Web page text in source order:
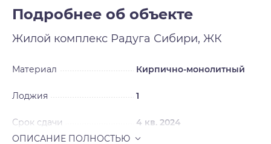
движения. Дополнительный источник света –
это витражные входные группы. Вход в подъезд
выполнен практически в одном уровне с
множество планировочных решений: в
европланировки. Сдаются квартиры без
потолков 2. 75 метра. Из окон открываются
потрясающие виды на зеленые насаждения
Подробнее об объекте
Жилой комплекс Радуга Сибири, ЖК
Материал Кирпично-монолитный
Лоджия 1
Срок сдачи 4 кв. 2024